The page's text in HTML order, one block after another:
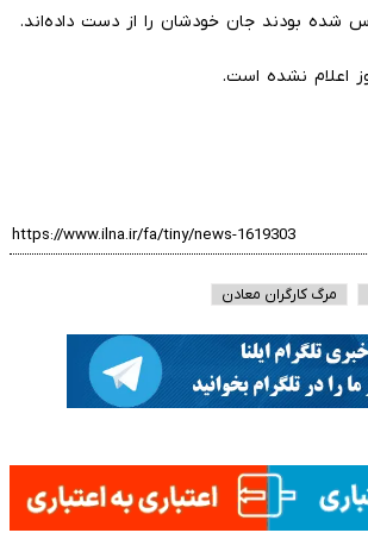
بودند جان خودشان را از دست داده‌اند.
اعلام نشده است.
مرگ کارگران معادن